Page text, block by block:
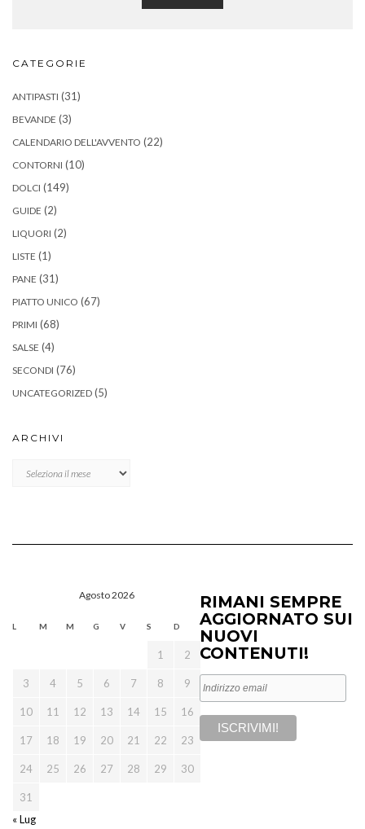
CATEGORIE
ANTIPASTI (31)
BEVANDE (3)
CALENDARIO DELL'AVVENTO (22)
CONTORNI (10)
DOLCI (149)
GUIDE (2)
LIQUORI (2)
LISTE (1)
PANE (31)
PIATTO UNICO (67)
PRIMI (68)
SALSE (4)
SECONDI (76)
UNCATEGORIZED (5)
ARCHIVI
Agosto 2026
L M M G V S D
1 2
3 4 5 6 7 8 9
10 11 12 13 14 15 16
17 18 19 20 21 22 23
24 25 26 27 28 29 30
31
« Lug
RIMANI SEMPRE
AGGIORNATO SUI
NUOVI
CONTENUTI!